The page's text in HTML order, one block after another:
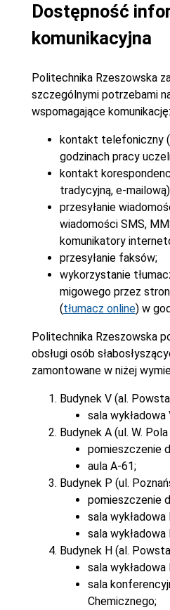
Dostępność
komunikacyjna
Politechnika Rzeszowska
szczególnymi potrzebami
wspomagające komunikację:
kontakt telefoniczny
godzinach pracy
kontakt
tradycyjną, e-
przesyłanie
wiadomości SMS,
komunikatory
przesyłanie faksów;
wykorzystanie
migowego przez
(tłumacz online) w
Politechnika Rzeszowska
obsługi osób
zamontowane w niżej
Budynek V (al.
sala wykładowa
Budynek A (ul. W. Pola
pomieszczenie
aula A-61;
Budynek P (ul.
pomieszczenie
sala wykładowa
sala wykładowa
Budynek H (al.
sala wykładowa
sala
Chemicznego;